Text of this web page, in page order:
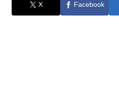
X Facebook